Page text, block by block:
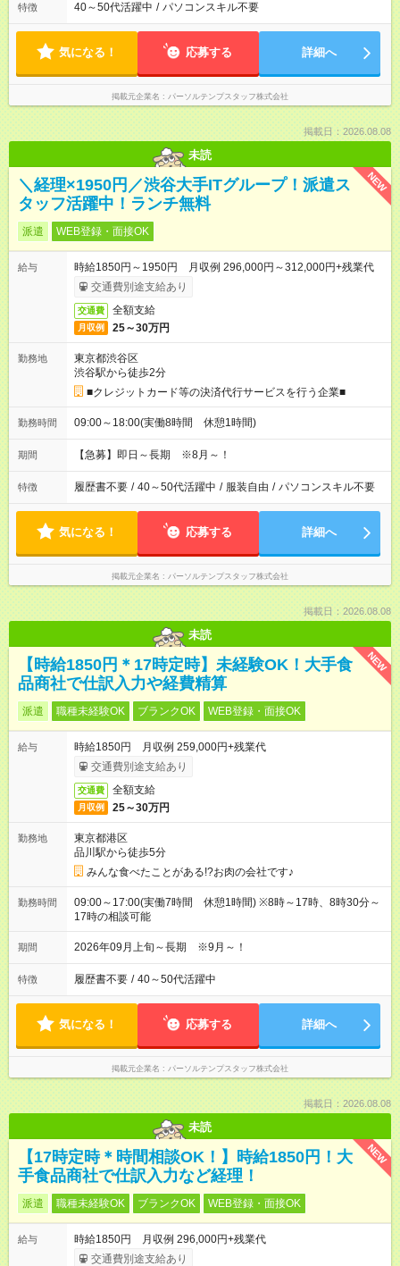
特徴 40～50代活躍中 / パソコンスキル不要
気になる！ 応募する 詳細へ
掲載元企業名 パーソルテンプスタッフ株式会社
掲載日：2026.08.08
未読
NEW
＼経理×1950円／渋谷大手ITグループ！派遣ス
タッフ活躍中！ランチ無料
派遣 WEB登録・面接OK
給与
時給1850円～1950円 月収例 296,000円～312,000円+残業代
交通費別途支給あり
交通費 全額支給
月収例 25～30万円
勤務地
東京都渋谷区
渋谷駅から徒歩2分
■クレジットカード等の決済代行サービスを行う企業■
勤務時間 09:00～18:00(実働8時間 休憩1時間)
期間 【急募】即日～長期 ※8月～！
特徴 履歴書不要 / 40～50代活躍中 / 服装自由 / パソコンスキル不要
気になる！ 応募する 詳細へ
掲載元企業名 パーソルテンプスタッフ株式会社
掲載日：2026.08.08
未読
NEW
【時給1850円＊17時定時】未経験OK！大手食
品商社で仕訳入力や経費精算
派遣 職種未経験OK ブランクOK WEB登録・面接OK
給与
時給1850円 月収例 259,000円+残業代
交通費別途支給あり
交通費 全額支給
月収例 25～30万円
勤務地
東京都港区
品川駅から徒歩5分
みんな食べたことがある!?お肉の会社です♪
勤務時間
09:00～17:00(実働7時間 休憩1時間) ※8時～17時、8時30分～
17時の相談可能
期間 2026年09月上旬～長期 ※9月～！
特徴 履歴書不要 / 40～50代活躍中
気になる！ 応募する 詳細へ
掲載元企業名 パーソルテンプスタッフ株式会社
掲載日：2026.08.08
未読
NEW
【17時定時＊時間相談OK！】時給1850円！大
手食品商社で仕訳入力など経理！
派遣 職種未経験OK ブランクOK WEB登録・面接OK
給与
時給1850円 月収例 296,000円+残業代
交通費別途支給あり